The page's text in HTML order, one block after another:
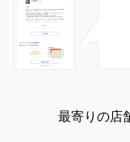
最寄りの店